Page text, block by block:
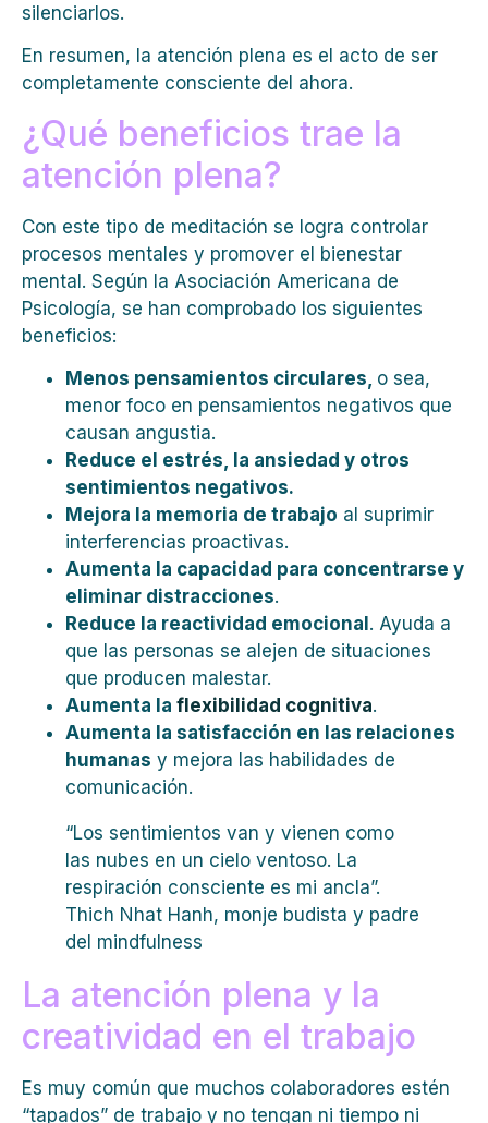
silenciarlos.
En resumen, la atención plena es el acto de ser
completamente consciente del ahora.
¿Qué beneficios trae la
atención plena?
Con este tipo de meditación se logra controlar
procesos mentales y promover el bienestar
mental. Según la Asociación Americana de
Psicología, se han comprobado los siguientes
beneficios:
Menos pensamientos circulares, o sea,
menor foco en pensamientos negativos que
causan angustia.
Reduce el estrés, la ansiedad y otros
sentimientos negativos.
Mejora la memoria de trabajo al suprimir
interferencias proactivas.
Aumenta la capacidad para concentrarse y
eliminar distracciones.
Reduce la reactividad emocional. Ayuda a
que las personas se alejen de situaciones
que producen malestar.
Aumenta la flexibilidad cognitiva.
Aumenta la satisfacción en las relaciones
humanas y mejora las habilidades de
comunicación.
“Los sentimientos van y vienen como
las nubes en un cielo ventoso. La
respiración consciente es mi ancla”.
Thich Nhat Hanh, monje budista y padre
del mindfulness
La atención plena y la
creatividad en el trabajo
Es muy común que muchos colaboradores estén
“tapados” de trabajo y no tengan ni tiempo ni